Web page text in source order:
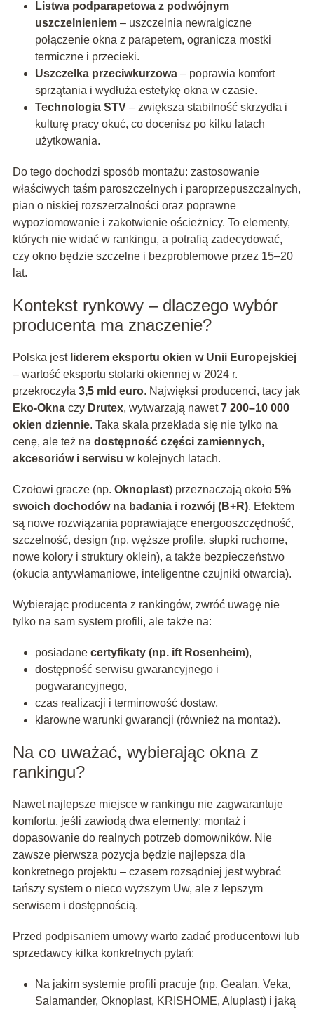
Listwa podparapetowa z podwójnym
uszczelnieniem– uszczelnia newralgiczne
połączenie okna z parapetem, ogranicza mostki
termiczne i przecieki.
Uszczelka przeciwkurzowa– poprawia komfort
sprzątania i wydłuża estetykę okna w czasie.
Technologia STV– zwiększa stabilność skrzydła i
kulturę pracy okuć, co docenisz po kilku latach
użytkowania.
Do tego dochodzi sposób montażu: zastosowanie
właściwych taśm paroszczelnych i paroprzepuszczalnych,
pian o niskiej rozszerzalności oraz poprawne
wypoziomowanie i zakotwienie ościeżnicy. To elementy,
których nie widać w rankingu, a potrafią zadecydować,
czy okno będzie szczelne i bezproblemowe przez 15–20
lat.
Kontekst rynkowy – dlaczego wybór
producenta ma znaczenie?
Polska jest liderem eksportu okien w Unii Europejskiej
– wartość eksportu stolarki okiennej w 2024 r.
przekroczyła 3,5 mld euro. Najwięksi producenci, tacy jak
Eko-Oknaczy Drutex, wytwarzają nawet7 200–10 000
okien dziennie. Taka skala przekłada się nie tylko na
cenę, ale też na dostępność części zamiennych,
akcesoriów i serwisu w kolejnych latach.
Czołowi gracze (np. Oknoplast) przeznaczają około 5%
swoich dochodów na badania i rozwój (B+R). Efektem
są nowe rozwiązania poprawiające energooszczędność,
szczelność, design (np. węższe profile, słupki ruchome,
nowe kolory i struktury oklein), a także bezpieczeństwo
(okucia antywłamaniowe, inteligentne czujniki otwarcia).
Wybierając producenta z rankingów, zwróć uwagę nie
tylko na sam system profili, ale także na:
posiadane certyfikaty (np. ift Rosenheim),
dostępność serwisu gwarancyjnego i
pogwarancyjnego,
czas realizacji i terminowość dostaw,
klarowne warunki gwarancji (również na montaż).
Na co uważać, wybierając okna z
rankingu?
Nawet najlepsze miejsce w rankingu nie zagwarantuje
komfortu, jeśli zawiodą dwa elementy: montaż i
dopasowanie do realnych potrzeb domowników. Nie
zawsze pierwsza pozycja będzie najlepsza dla
konkretnego projektu – czasem rozsądniej jest wybrać
tańszy system o nieco wyższym Uw, ale z lepszym
serwisem i dostępnością.
Przed podpisaniem umowy warto zadać producentowi lub
sprzedawcy kilka konkretnych pytań:
Na jakim systemie profili pracuje (np. Gealan, Veka,
Salamander, Oknoplast, KRISHOME, Aluplast) i jaką